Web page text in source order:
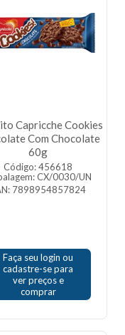
Capricche Cookies
Com Chocolate
60g
Código: 456618
CX/0030/UN
7898954857824
Faça seu login ou
cadastre-se para
ver preços e
comprar